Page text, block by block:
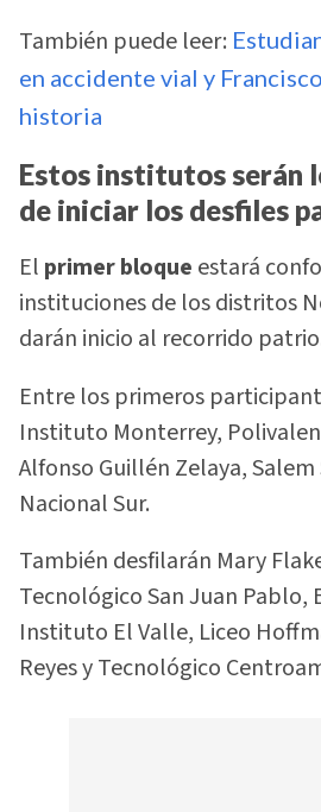
También puede leer:
en accidente vial y
historia
Estos institutos serán
de iniciar los desfiles
El primer bloque estará
instituciones de los distritos
darán inicio al recorrido
Entre los primeros
Instituto Monterrey,
Alfonso Guillén Zelaya,
Nacional Sur.
También desfilarán Mary
Tecnológico San Juan Pablo,
Instituto El Valle, Liceo
Reyes y Tecnológico